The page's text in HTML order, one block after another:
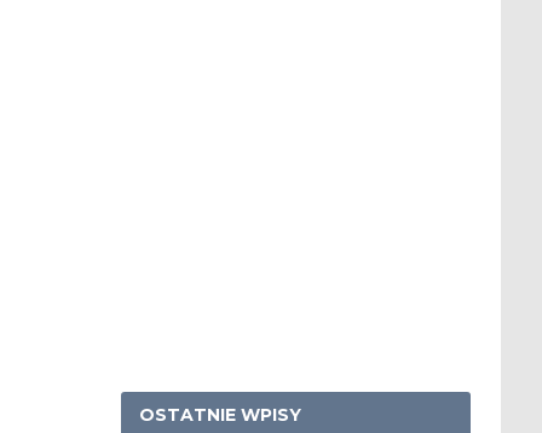
OSTATNIE WPISY